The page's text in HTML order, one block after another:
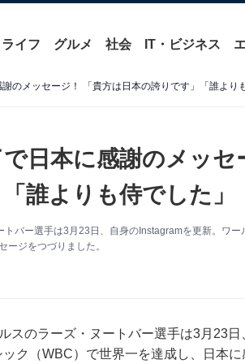
ライフ グルメ 社会 IT・ビジネス
日本に感謝のメッセ
誰よりも侍でした」
バー選手は3月23日、自身のInstagramを更新。ワー
ジをつづりました。
スのラーズ・ヌートバー選手は3月23日
ク（WBC）で世界一を達成し、日本に